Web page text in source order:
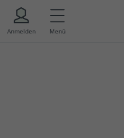
Anmelden Menü